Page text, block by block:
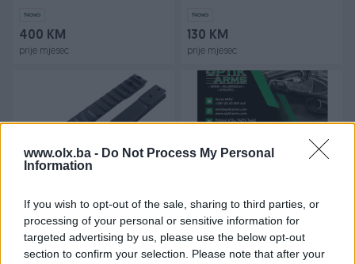
www.olx.ba - Do Not Process My Personal
Information
If you wish to opt-out of the sale, sharing to third parties, or
processing of your personal or sensitive information for
targeted advertising by us, please use the below opt-out
section to confirm your selection. Please note that after your
Novo
400 KM
prije mjesec
Novo
130 KM
prije mjesec
Pikantini šina Bergara B14
20MOA (short action)
Novo
Pikantini baze - Sabatti
Rover (long action)